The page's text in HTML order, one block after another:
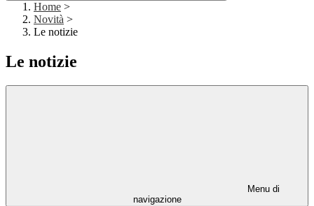
Home >
Novità >
Le notizie
Le notizie
Menu di
navigazione